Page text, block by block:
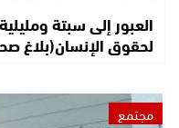
العبور إلى سبتة
لحقوق الإنسان(بلاغ
مجتمع